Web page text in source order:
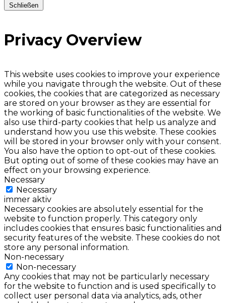
Schließen
Privacy Overview
This website uses cookies to improve your experience
while you navigate through the website. Out of these
cookies, the cookies that are categorized as necessary
are stored on your browser as they are essential for
the working of basic functionalities of the website. We
also use third-party cookies that help us analyze and
understand how you use this website. These cookies
will be stored in your browser only with your consent.
You also have the option to opt-out of these cookies.
But opting out of some of these cookies may have an
effect on your browsing experience.
Necessary
Necessary
immer aktiv
Necessary cookies are absolutely essential for the
website to function properly. This category only
includes cookies that ensures basic functionalities and
security features of the website. These cookies do not
store any personal information.
Non-necessary
Non-necessary
Any cookies that may not be particularly necessary
for the website to function and is used specifically to
collect user personal data via analytics, ads, other